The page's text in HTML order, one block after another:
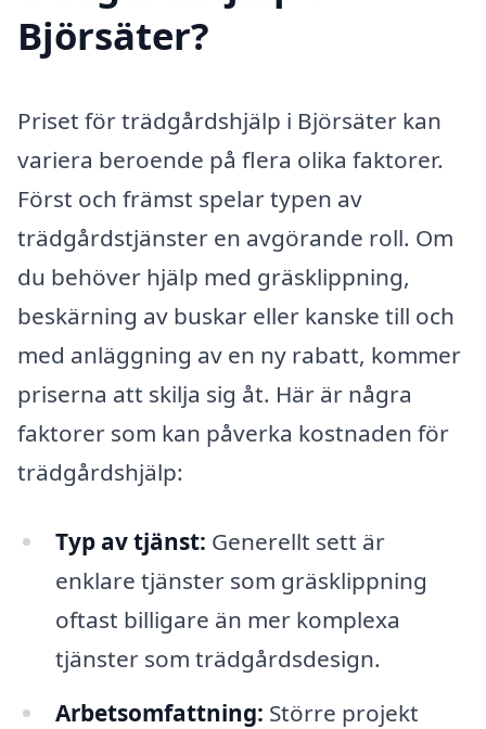
Björsäter?
Priset för trädgårdshjälp i Björsäter kan
variera beroende på flera olika faktorer.
Först och främst spelar typen av
trädgårdstjänster en avgörande roll. Om
du behöver hjälp med gräsklippning,
beskärning av buskar eller kanske till och
med anläggning av en ny rabatt, kommer
priserna att skilja sig åt. Här är några
faktorer som kan påverka kostnaden för
trädgårdshjälp:
Typ av tjänst: Generellt sett är
enklare tjänster som gräsklippning
oftast billigare än mer komplexa
tjänster som trädgårdsdesign.
Arbetsomfattning: Större projekt